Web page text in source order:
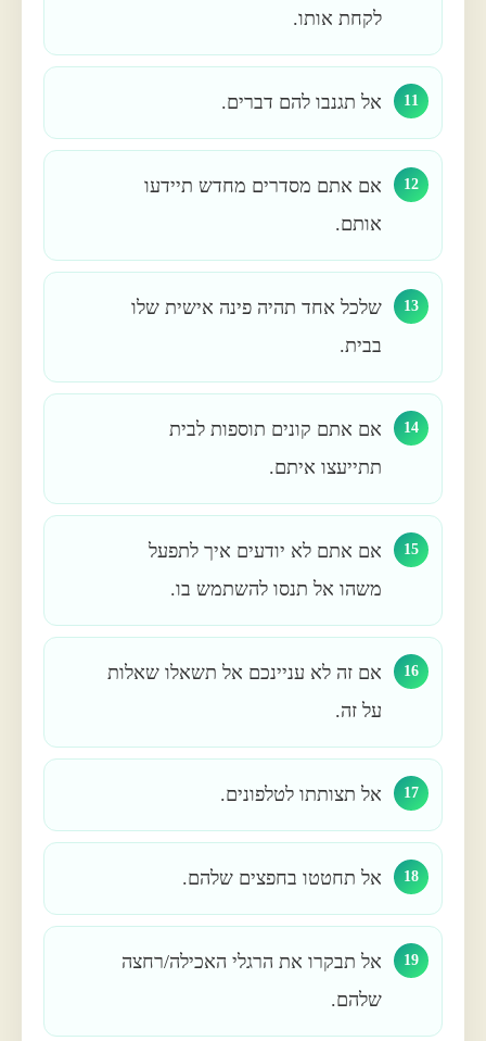
לקחת אותו.
11 אל תגנבו להם דברים.
12
אם אתם מסדרים מחדש תיידעו
אותם.
13
שלכל אחד תהיה פינה אישית שלו
בבית.
14
אם אתם קונים תוספות לבית
תתייעצו איתם.
15
אם אתם לא יודעים איך לתפעל
משהו אל תנסו להשתמש בו.
16
אם זה לא עניינכם אל תשאלו שאלות
על זה.
17 אל תצותתו לטלפונים.
18 אל תחטטו בחפצים שלהם.
19
אל תבקרו את הרגלי האכילה/רחצה
שלהם.